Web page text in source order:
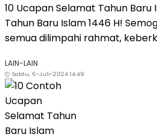
10 Ucapan Selamat Tahun Baru
Tahun Baru Islam 1446 H!
semua dilimpahi rahmat,
LAIN-LAIN
Sabtu, 6-Juli-2024 14:49